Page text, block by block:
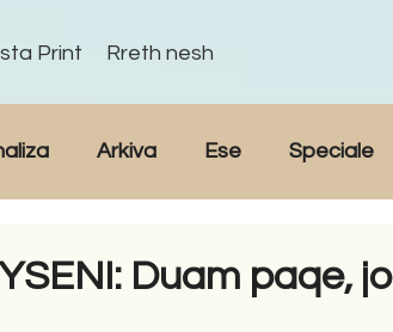
Print Rreth nesh
Arkiva Ese Speciale
Duam paqe, jo